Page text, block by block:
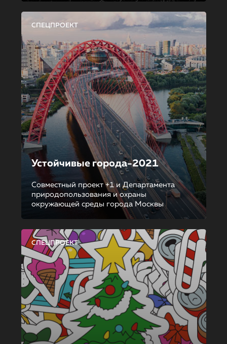
СПЕЦПРОЕКТ
Устойчивые города-2021
Совместный проект +1 и Департамента
природопользования и охраны
окружающей среды города Москвы
СПЕЦПРОЕКТ